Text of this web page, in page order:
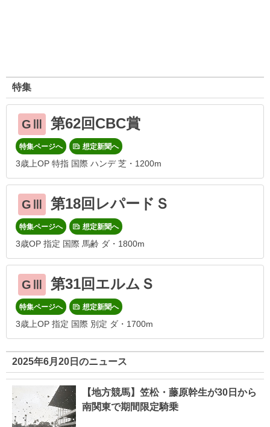
特集
GⅢ 第62回CBC賞
特集ページへ 想定新聞へ
3歳上OP 特指 国際 ハンデ 芝・1200m
GⅢ 第18回レパードＳ
特集ページへ 想定新聞へ
3歳OP 指定 国際 馬齢 ダ・1800m
GⅢ 第31回エルムＳ
特集ページへ 想定新聞へ
3歳上OP 指定 国際 別定 ダ・1700m
2025年6月20日のニュース
【地方競馬】笠松・藤原幹生が30日から
南関東で期間限定騎乗